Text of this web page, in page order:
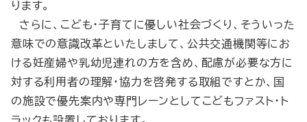
ります。
さらに、こども・子育てに優しい社会づくり、そういった
意味での意識改革といたしまして、公共交通機関等にお
ける妊産婦や乳幼児連れの方を含め、配慮が必要な方に
対する利用者の理解・協力を啓発する取組ですとか、国
の施設で優先案内や専門レーンとしてこどもファスト・ト